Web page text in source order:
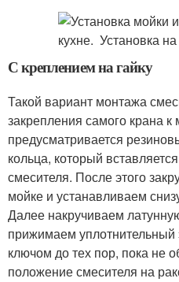
С креплением на гайку
Такой вариант монтажа
закрепления самого крана
предусматривается
кольца, который
смесителя. После этого
мойке и устанавливаем
Далее накручиваем
прижимаем уплотнительный
ключом до тех пор, пока не
положение смесителя на